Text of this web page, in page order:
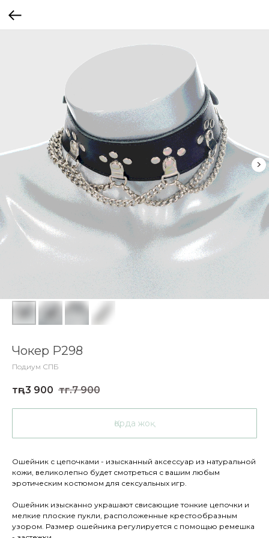
Чокер Р298
Подиум СПБ
тңг.3 900 тңг.7 900
Қорда жоқ
Ошейник с цепочками - изысканный аксессуар из натуральной
кожи, великолепно будет смотреться с вашим любым
эротическим костюмом для сексуальных игр.
Ошейник изысканно украшают свисающие тонкие цепочки и
мелкие плоские пукли, расположенные крестообразным
узором. Размер ошейника регулируется с помощью ремешка